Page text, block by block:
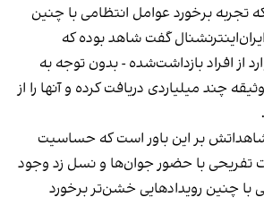
که تجربه برخورد عوامل انتظامی با چنین
گفت شاهد بوده که
از افراد بازداشت‌‌شده - بدون توجه به
چند میلیاردی دریافت کرده و آنها را از
بر این باور است که حساسیت
با حضور جوان‌ها و نسل زد وجود
با چنین رویدادهایی خشن‌تر برخورد